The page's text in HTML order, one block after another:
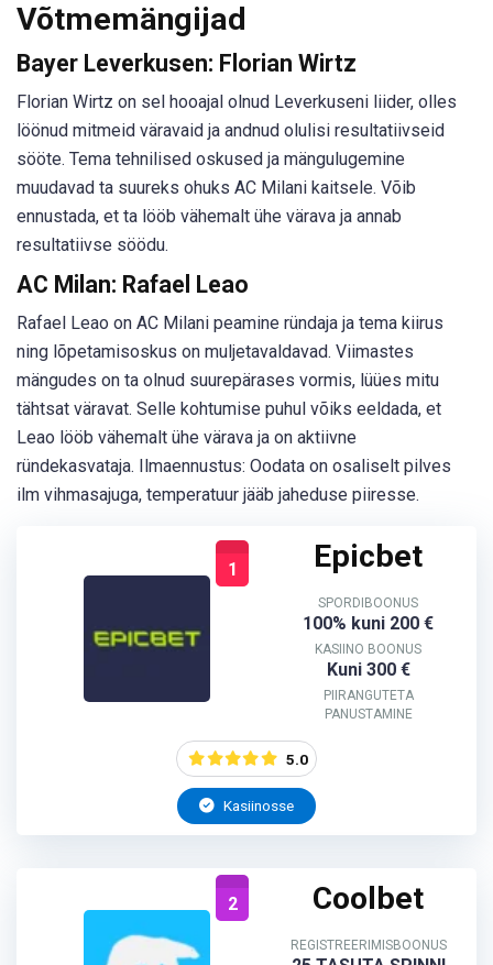
Võtmemängijad
Bayer Leverkusen: Florian Wirtz
Florian Wirtz on sel hooajal olnud Leverkuseni liider, olles
löönud mitmeid väravaid ja andnud olulisi resultatiivseid
sööte. Tema tehnilised oskused ja mängulugemine
muudavad ta suureks ohuks AC Milani kaitsele. Võib
ennustada, et ta lööb vähemalt ühe värava ja annab
resultatiivse söödu.
AC Milan: Rafael Leao
Rafael Leao on AC Milani peamine ründaja ja tema kiirus
ning lõpetamisoskus on muljetavaldavad. Viimastes
mängudes on ta olnud suurepärases vormis, lüües mitu
tähtsat väravat. Selle kohtumise puhul võiks eeldada, et
Leao lööb vähemalt ühe värava ja on aktiivne
ründekasvataja. Ilmaennustus: Oodata on osaliselt pilves
ilm vihmasajuga, temperatuur jääb jaheduse piiresse.
1 Epicbet
SPORDIBOONUS
100% kuni 200 €
KASIINO BOONUS
Kuni 300 €
PIIRANGUTETA
PANUSTAMINE
5.0
Kasiinosse
2 Coolbet
REGISTREERIMISBOONUS